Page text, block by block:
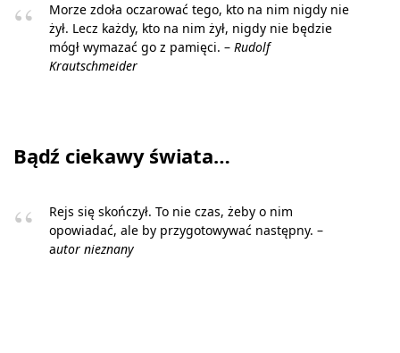
Morze zdoła oczarować tego, kto na nim nigdy nie
żył. Lecz każdy, kto na nim żył, nigdy nie będzie
mógł wymazać go z pamięci. – Rudolf
Krautschmeider
Bądź ciekawy świata…
Rejs się skończył. To nie czas, żeby o nim
opowiadać, ale by przygotowywać następny. –
autor nieznany